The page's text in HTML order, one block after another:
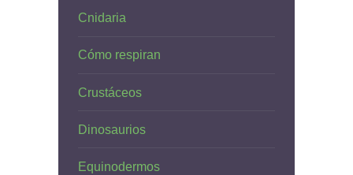
Cnidaria
Cómo respiran
Crustáceos
Dinosaurios
Equinodermos